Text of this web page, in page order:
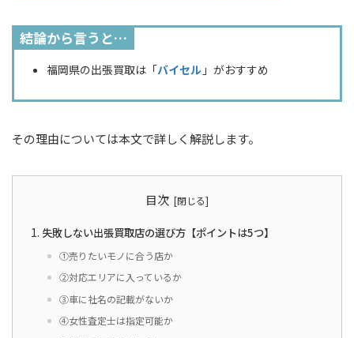
結論から言うと…
福岡県の出張買取は「バイセル 」がおすすめ
その理由については本文で詳しく解説します。
目次
失敗しない出張買取店の選び方【ポイントは5つ】
①売りたいモノに合う店か
②対応エリアに入っているか
③車に社名の記載がないか
④女性査定士は指定可能か